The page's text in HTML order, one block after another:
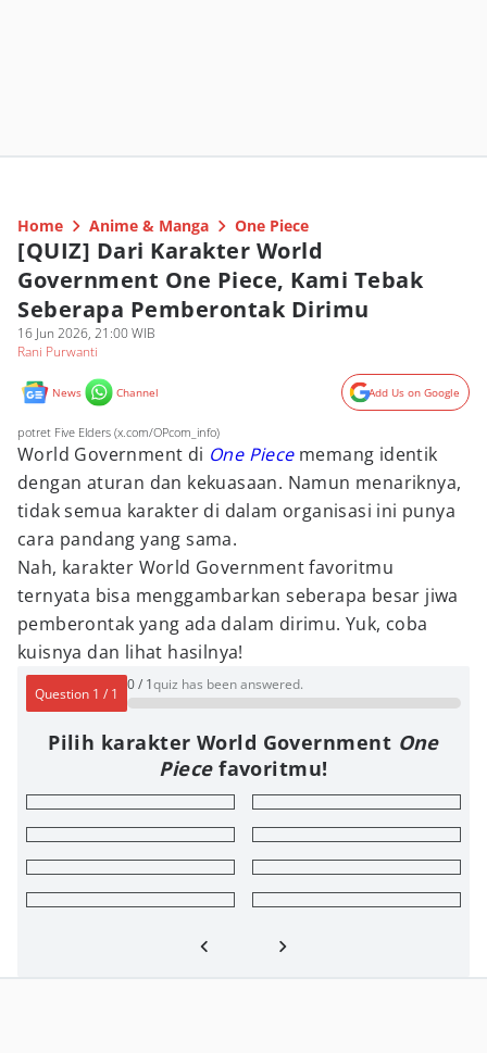
Home Anime & Manga One Piece
[QUIZ] Dari Karakter World
Government One Piece, Kami Tebak
Seberapa Pemberontak Dirimu
16 Jun 2026, 21:00 WIB
Rani Purwanti
News Channel Add Us on Google
potret Five Elders (x.com/OPcom_info)
World Government di One Piecememang identik
dengan aturan dan kekuasaan. Namun menariknya,
tidak semua karakter di dalam organisasi ini punya
cara pandang yang sama.
Nah, karakter World Government favoritmu
ternyata bisa menggambarkan seberapa besar jiwa
pemberontak yang ada dalam dirimu. Yuk, coba
kuisnya dan lihat hasilnya!
Question 1 / 1
0/ 1quiz has been answered.
Pilih karakter World Government One
Piecefavoritmu!